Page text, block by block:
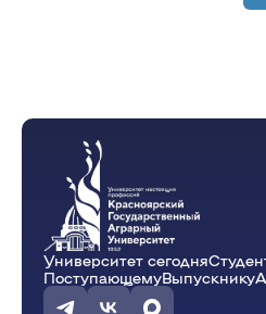
12:15
Фотография
Университет сегодня
ПоступающемуВыпускнику